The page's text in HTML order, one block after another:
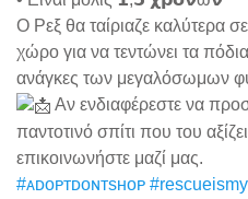
Ο Ρεξ θα ταίριαζε καλύτερα
χώρο για να τεντώνει τα
ανάγκες των μεγαλόσωμων
Αν ενδιαφέρεστε να
παντοτινό σπίτι που του
επικοινωνήστε μαζί μας.
#ᴀᴅᴏᴘᴛᴅᴏɴᴛsʜᴏᴘ